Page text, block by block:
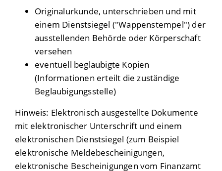
Originalurkunde, unterschrieben und mit
einem Dienstsiegel ("Wappenstempel") der
ausstellenden Behörde oder Körperschaft
versehen
eventuell beglaubigte Kopien
(Informationen erteilt die zuständige
Beglaubigungsstelle)
Hinweis: Elektronisch ausgestellte Dokumente
mit elektronischer Unterschrift und einem
elektronischen Dienstsiegel (zum Beispiel
elektronische Meldebescheinigungen,
elektronische Bescheinigungen vom Finanzamt